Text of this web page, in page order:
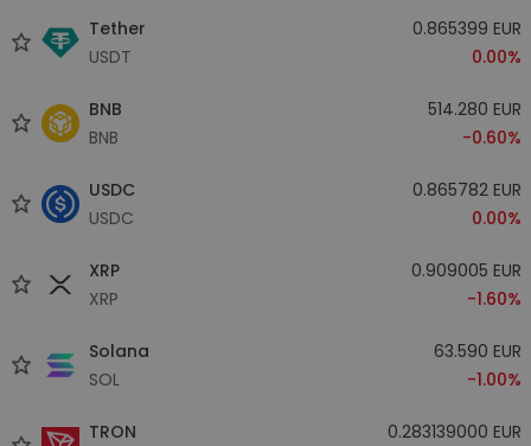
Tether
USDT
0.865399 EUR
0.00%
BNB
BNB
514.280 EUR
-0.60%
USDC
USDC
0.865782 EUR
0.00%
XRP
XRP
0.909005 EUR
-1.60%
Solana
SOL
63.590 EUR
-1.00%
TRON
0.283139000 EUR